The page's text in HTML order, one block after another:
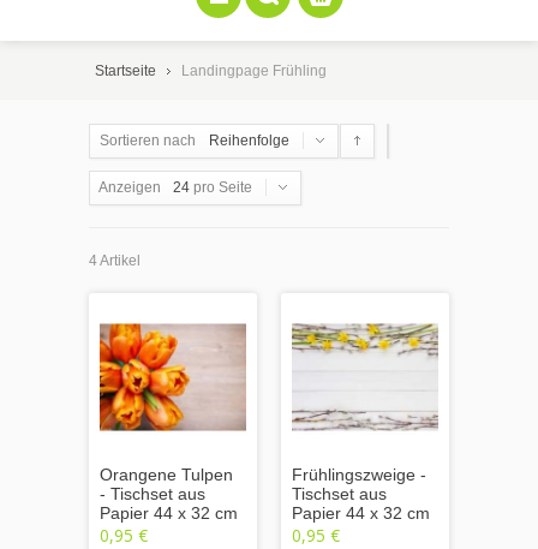
Startseite Landingpage Frühling
Sortieren nach Reihenfolge
Anzeigen 24 pro Seite
4 Artikel
Orangene Tulpen
- Tischset aus
Papier 44 x 32 cm
0,95 €
Frühlingszweige -
Tischset aus
Papier 44 x 32 cm
0,95 €